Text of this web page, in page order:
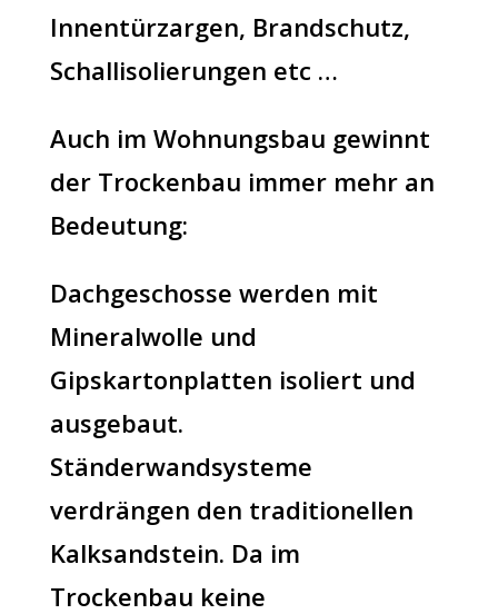
Innentürzargen, Brandschutz,
Schallisolierungen etc …
Auch im Wohnungsbau gewinnt
der Trockenbau immer mehr an
Bedeutung:
Dachgeschosse werden mit
Mineralwolle und
Gipskartonplatten isoliert und
ausgebaut.
Ständerwandsysteme
verdrängen den traditionellen
Kalksandstein. Da im
Trockenbau keine